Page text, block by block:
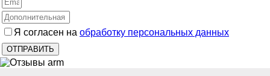
Я согласен на обработку персональных данных